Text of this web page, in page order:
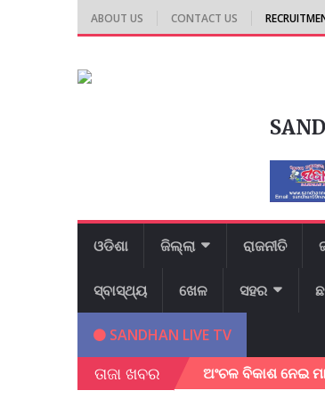
ABOUT US CONTACT US
ଓଡିଶା ଜିଲ୍ଲା ରାଜନୀତି
ସ୍ବାସ୍ଥ୍ୟ ଖେଳ ସହର
SANDHAN LIVE TV
ତାଜା ଖବର
କଲେ ଜିଲ୍ଲାପାଳ। ଅଂଚଳ ବିକାଶ ନେଇ ମାନ୍ୟବର